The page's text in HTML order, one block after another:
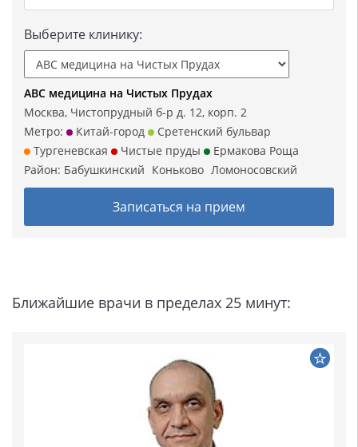
Выберите клинику:
ABC медицина на Чистых Прудах
Москва, Чистопрудный б-р д. 12, корп. 2
Метро:
Китай-город
Сретенский бульвар
Тургеневская
Чистые пруды
Ермакова Роща
Район: Бабушкинский Коньково Ломоносовский
Записаться на прием
Ближайшие врачи в пределах 25 минут: